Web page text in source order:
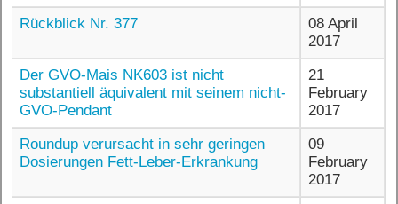
Rückblick Nr. 377
08 April
2017
Der GVO-Mais NK603 ist nicht
substantiell äquivalent mit seinem nicht-
GVO-Pendant
21
February
2017
Roundup verursacht in sehr geringen
Dosierungen Fett-Leber-Erkrankung
09
February
2017